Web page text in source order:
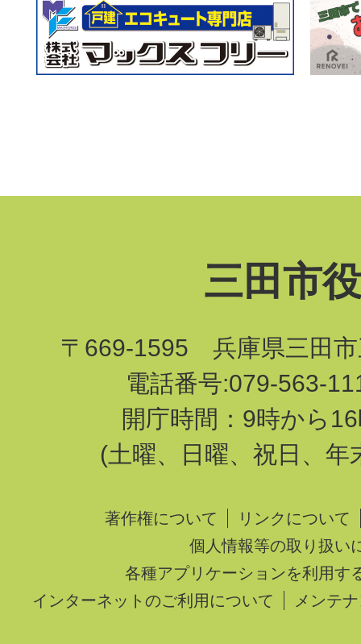
三田市
〒669-1595 兵庫県三田市
電話番号:079-563-
開庁時間：9時から
(土曜、日曜、祝日、年
著作権について
リンクについて
個人情報等の取り扱い
各種アプリケーションを利用す
インターネットのご利用について
メンテ